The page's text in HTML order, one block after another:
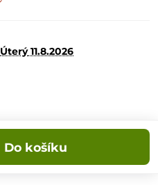
Úterý11.8.2026
Do košíku